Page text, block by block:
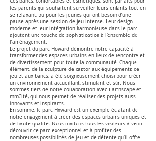
les parents qui souhaitent surveiller leurs enfants tout en
se relaxant, ou pour les jeunes qui ont besoin d’une
pause après une session de jeu intense. Leur design
moderne et leur intégration harmonieuse dans le parc
ajoutent une touche de sophistication à l’ensemble de
l’aménagement.
Le projet du parc Howard démontre notre capacité à
transformer des espaces urbains en lieux de rencontre et
de divertissement pour toute la communauté. Chaque
élément, de la sculpture de castor aux équipements de
jeu et aux bancs, a été soigneusement choisi pour créer
un environnement accueillant, stimulant et sûr. Nous
sommes fiers de notre collaboration avec Earthscape et
mmCité, qui nous permet de réaliser des projets aussi
innovants et inspirants.
En somme, le parc Howard est un exemple éclatant de
notre engagement à créer des espaces urbains uniques et
de haute qualité. Nous invitons tous les visiteurs à venir
découvrir ce parc exceptionnel et à profiter des
nombreuses possibilités de jeu et de détente qu’il offre.